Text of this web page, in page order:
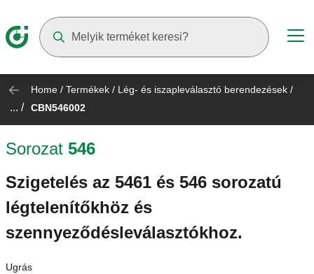
Home / Termékek / Lég- és iszapleválasztó berendezések /
... / CBN546002
Sorozat 546
Szigetelés az 5461 és 546 sorozatú
légtelenítőkhöz és
szennyeződésleválasztókhoz.
Ugrás